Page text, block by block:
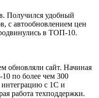
Получился удобный
с автообновлением цен
в ТОП-10.
обновляли сайт. Начиная
по более чем 300
интеграцию с 1С и
работа техподдержки.